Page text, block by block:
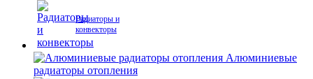
Радиаторы и
конвекторы
Алюминиевые
радиаторы отопления